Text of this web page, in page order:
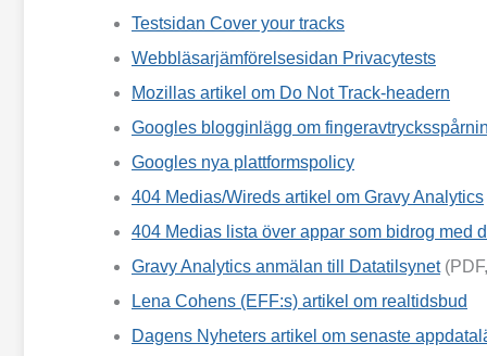
Testsidan Cover your tracks
Webbläsarjämförelsesidan Privacytests
Mozillas artikel om Do Not Track-headern
Googles blogginlägg om
Googles nya plattformspolicy
404 Medias/Wireds artikel om Gravy Analytics
404 Medias lista över appar som bidrog med
Gravy Analytics anmälan till Datatilsynet
Lena Cohens (EFF:s) artikel om realtidsbud
Dagens Nyheters artikel om senaste